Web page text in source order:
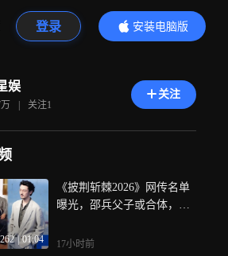
登录
安装电脑版
内容更精彩
娱
| 关注1
关注
01:04
《披荆斩棘2026》网传名单
曝光，邵兵父子或合体，王
17小时前